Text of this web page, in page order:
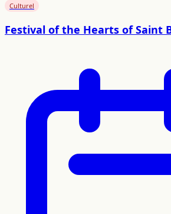
Culturel
Festival of the Hearts of Saint